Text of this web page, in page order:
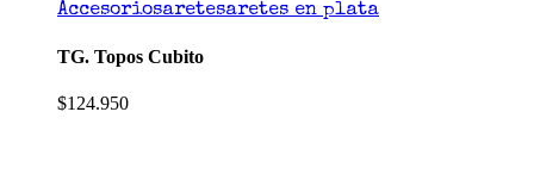
Accesoriosaretesaretes en plata
TG. Topos Cubito
$124.950